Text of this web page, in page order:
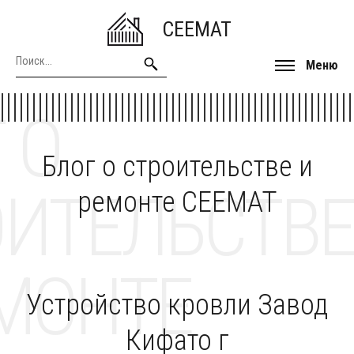
CEEMAT
Меню
Блог о строительстве и
ремонте CEEMAT
О
Устройство кровли Завод
Кифато г